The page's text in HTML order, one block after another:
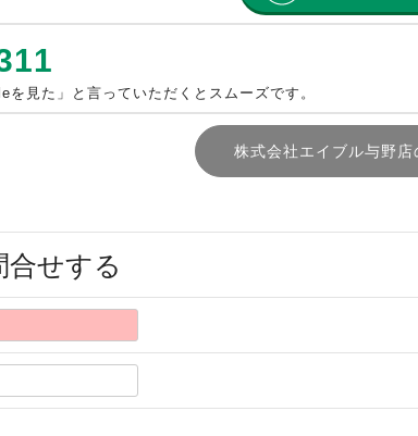
見た」と言っていただくとスムーズです。
株式会社エイブル与野店
合せする